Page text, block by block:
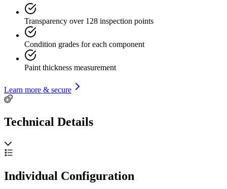
Transparency over 128 inspection points
Condition grades for each component
Paint thickness measurement
Learn more & secure
Technical Details
Individual Configuration